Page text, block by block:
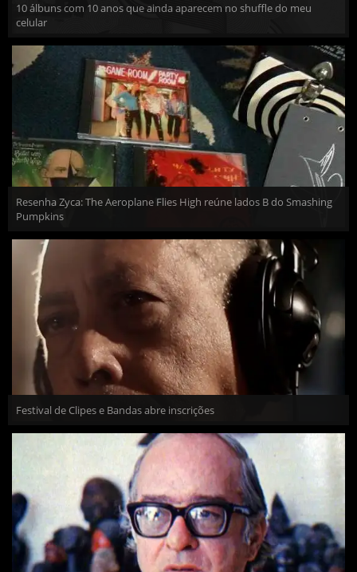
10 álbuns com 10 anos que ainda aparecem no shuffle do meu
celular
Resenha Zyca: The Aeroplane Flies High reúne lados B do Smashing
Pumpkins
Festival de Clipes e Bandas abre inscrições